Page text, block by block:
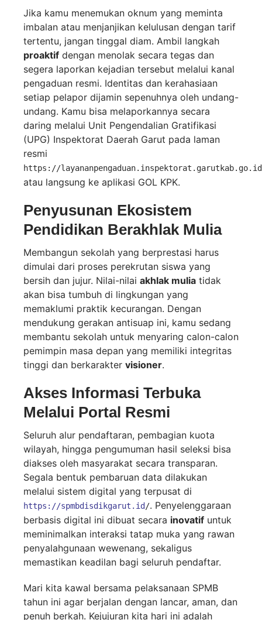
Jika kamu menemukan oknum yang meminta
imbalan atau menjanjikan kelulusan dengan tarif
tertentu, jangan tinggal diam. Ambil langkah
proaktif dengan menolak secara tegas dan
segera laporkan kejadian tersebut melalui kanal
pengaduan resmi. Identitas dan kerahasiaan
setiap pelapor dijamin sepenuhnya oleh undang-
undang. Kamu bisa melaporkannya secara
daring melalui Unit Pengendalian Gratifikasi
(UPG) Inspektorat Daerah Garut pada laman
resmi
https://layananpengaduan.inspektorat.garutkab.go.id
atau langsung ke aplikasi GOL KPK.
Penyusunan Ekosistem
Pendidikan Berakhlak Mulia
Membangun sekolah yang berprestasi harus
dimulai dari proses perekrutan siswa yang
bersih dan jujur. Nilai-nilai akhlak mulia tidak
akan bisa tumbuh di lingkungan yang
memaklumi praktik kecurangan. Dengan
mendukung gerakan antisuap ini, kamu sedang
membantu sekolah untuk menyaring calon-calon
pemimpin masa depan yang memiliki integritas
tinggi dan berkarakter visioner.
Akses Informasi Terbuka
Melalui Portal Resmi
Seluruh alur pendaftaran, pembagian kuota
wilayah, hingga pengumuman hasil seleksi bisa
diakses oleh masyarakat secara transparan.
Segala bentuk pembaruan data dilakukan
melalui sistem digital yang terpusat di
https://spmbdisdikgarut.id/. Penyelenggaraan
berbasis digital ini dibuat secara inovatif untuk
meminimalkan interaksi tatap muka yang rawan
penyalahgunaan wewenang, sekaligus
memastikan keadilan bagi seluruh pendaftar.
Mari kita kawal bersama pelaksanaan SPMB
tahun ini agar berjalan dengan lancar, aman, dan
penuh berkah. Kejujuran kita hari ini adalah